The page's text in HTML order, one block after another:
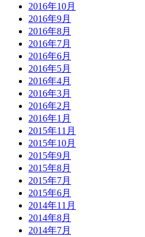
2016年10月
2016年9月
2016年8月
2016年7月
2016年6月
2016年5月
2016年4月
2016年3月
2016年2月
2016年1月
2015年11月
2015年10月
2015年9月
2015年8月
2015年7月
2015年6月
2014年11月
2014年8月
2014年7月